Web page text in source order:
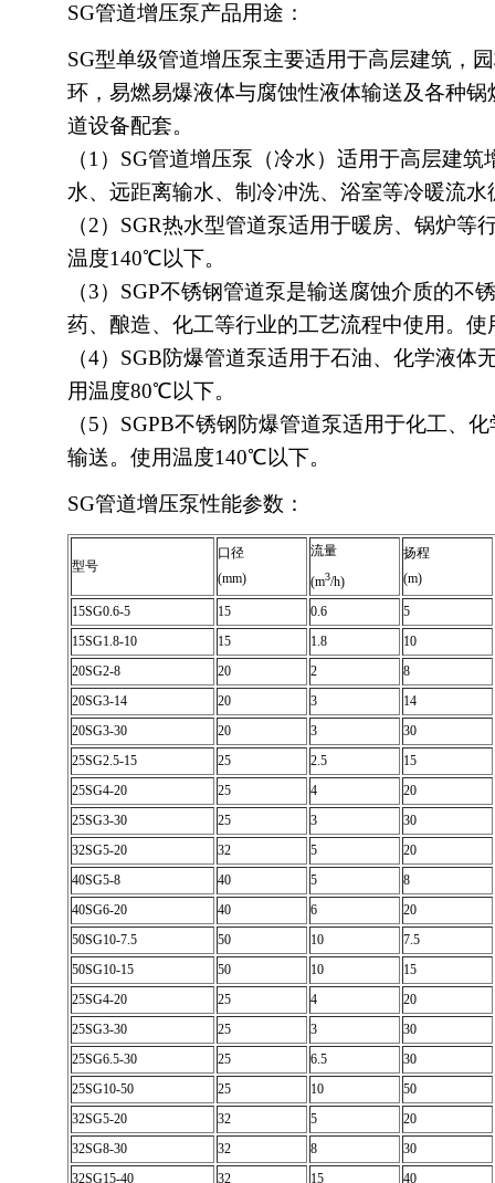
SG管道增压泵产品用途：
SG型单级管道增压泵主要适用于高层建筑，
环，易燃易爆液体与腐蚀性液体输送及各种
道设备配套。
（1）SG管道增压泵（冷水）适用于高层建
水、远距离输水、制冷冲洗、浴室等冷暖流
（2）SGR热水型管道泵适用于暖房、锅炉等
温度140℃以下。
（3）SGP不锈钢管道泵是输送腐蚀介质的不
药、酿造、化工等行业的工艺流程中使用。
（4）SGB防爆管道泵适用于石油、化学液体
用温度80℃以下。
（5）SGPB不锈钢防爆管道泵适用于化工、
输送。使用温度140℃以下。
SG管道增压泵性能参数：
型号
口径
(mm)
流量
(m3/h)
扬程
(m)
15SG0.6-5 15 0.6
5
15SG1.8-10
15 1.8
10
20SG2-8
20 2
8
20SG3-14
20 3
14
20SG3-30
20 3
30
25SG2.5-15
25 2.5
15
25SG4-20
25 4
20
25SG3-30
25 3
30
32SG5-20
32 5
20
40SG5-8
40 5
8
40SG6-20
40 6
20
50SG10-7.5
50 10
7.5
50SG10-15
50 10
15
25SG4-20
25 4
20
25SG3-30
25 3
30
25SG6.5-30
25 6.5
30
25SG10-50
25 10
50
32SG5-20
32 5
20
32SG8-30
32 8
30
32SG15-40
32 15
40